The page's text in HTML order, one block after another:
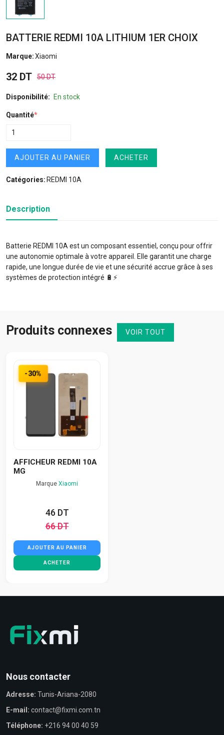
BATTERIE REDMI 10A LITHIUM 1ER CHOIX
Marque:Xiaomi
32 DT 50 DT
Disponibilité: En stock
Quantité*
AJOUTER AU PANIER ACHETER
Catégories: REDMI 10A
Description
Batterie REDMI 10A est un composant essentiel, conçu pour offrir
une autonomie optimale à votre appareil. Elle garantit une charge
rapide, une longue durée de vie et une sécurité accrue grâce à ses
systèmes de protection intégré 🔋⚡️
Produits connexes VOIR TOUT
-30%
AFFICHEUR REDMI 10A
MG
Marque Xiaomi
46 DT
66 DT
AJOUTER AU PANIER
ACHETER
Nous contacter
Adresse: Tunis-Ariana-2080
E-mail: contact@fixmi.com.tn
Téléphone: +216 94 00 40 59